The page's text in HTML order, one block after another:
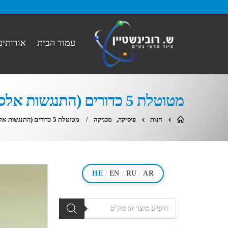
עמוד הבית
מטוטלת 5 כדורים (התנגשות אלסטית-עריסת ניוטון) מתק
חנות פיסיקה, מכניקה מטוטלת 5 כדורים (התנגשות אלסטית-עריסת ניוטון) מתק
HE / EN / RU / AR
מוצרים
search